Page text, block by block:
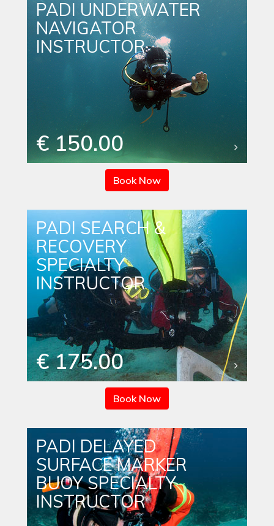
PADI UNDERWATER
NAVIGATOR
INSTRUCTOR
€ 150.00
Book Now
PADI SEARCH &
RECOVERY
SPECIALTY
INSTRUCTOR
€ 175.00
Book Now
PADI DELAYED
SURFACE MARKER
BUOY SPECIALTY
INSTRUCTOR